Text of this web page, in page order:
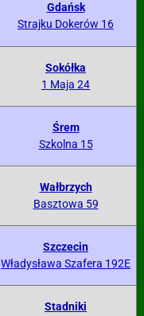
Gdańsk
Strajku Dokerów 16
Sokółka
1 Maja 24
Śrem
Szkolna 15
Wałbrzych
Basztowa 59
Szczecin
Władysława Szafera 192E
Stadniki